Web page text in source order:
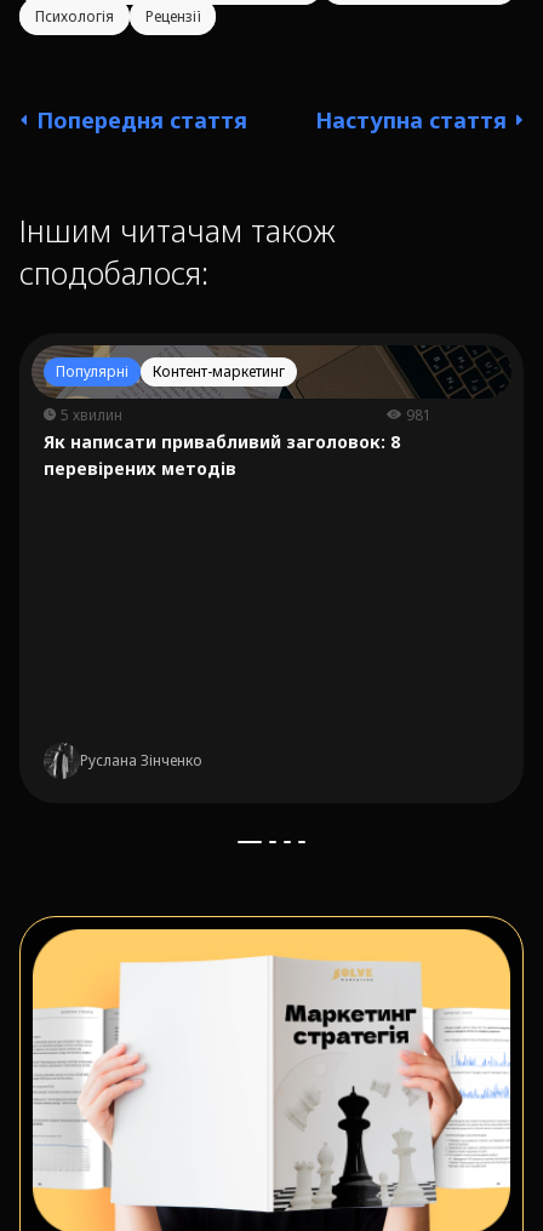
Психологія Рецензії
Попередня стаття Наступна стаття
Іншим читачам також
сподобалося:
Популярні Контент-маркетинг
5 хвилин 981
Як написати привабливий заголовок: 8
перевірених методів
Руслана Зінченко